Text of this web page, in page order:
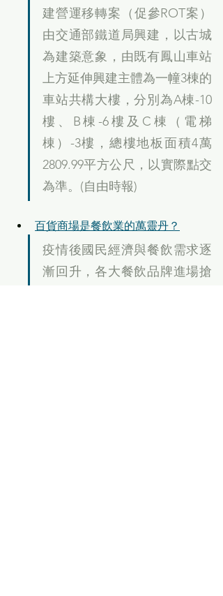
建營運移轉案（促參ROT案）
由交通部鐵道局興建，以古城
為建築意象，由既有鳳山車站
上方延伸興建主體為一幢3棟的
車站共構大樓，分別為A棟-10
樓、B棟-6樓及C棟（電梯
棟）-3樓，總樓地板面積4萬
2809.99平方公尺，以實際點交
為準。(自由時報)
百貨商場是餐飲業的萬靈丹？
疫情後國民經濟與餐飲需求逐
漸回升，各大餐飲品牌進場搶